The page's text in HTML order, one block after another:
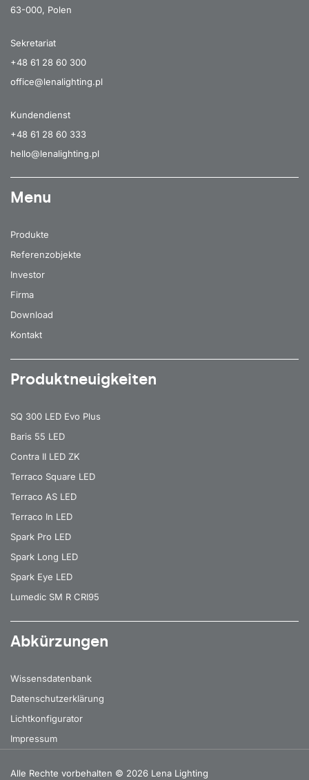
63-000, Polen
Sekretariat
+48 61 28 60 300
office@lenalighting.pl
Kundendienst
+48 61 28 60 333
hello@lenalighting.pl
Menu
Produkte
Referenzobjekte
Investor
Firma
Download
Kontakt
Produktneuigkeiten
SQ 300 LED Evo Plus
Baris 55 LED
Contra II LED ZK
Terraco Square LED
Terraco AS LED
Terraco In LED
Spark Pro LED
Spark Long LED
Spark Eye LED
Lumedic SM R CRI95
Abkürzungen
Wissensdatenbank
Datenschutzerklärung
Lichtkonfigurator
Impressum
Alle Rechte vorbehalten © 2026 Lena Lighting